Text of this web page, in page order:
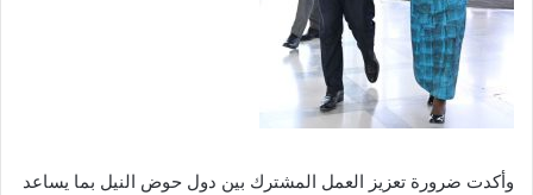
وأكدت ضرورة تعزيز العمل المشترك بين دول حوض النيل بما يساعد